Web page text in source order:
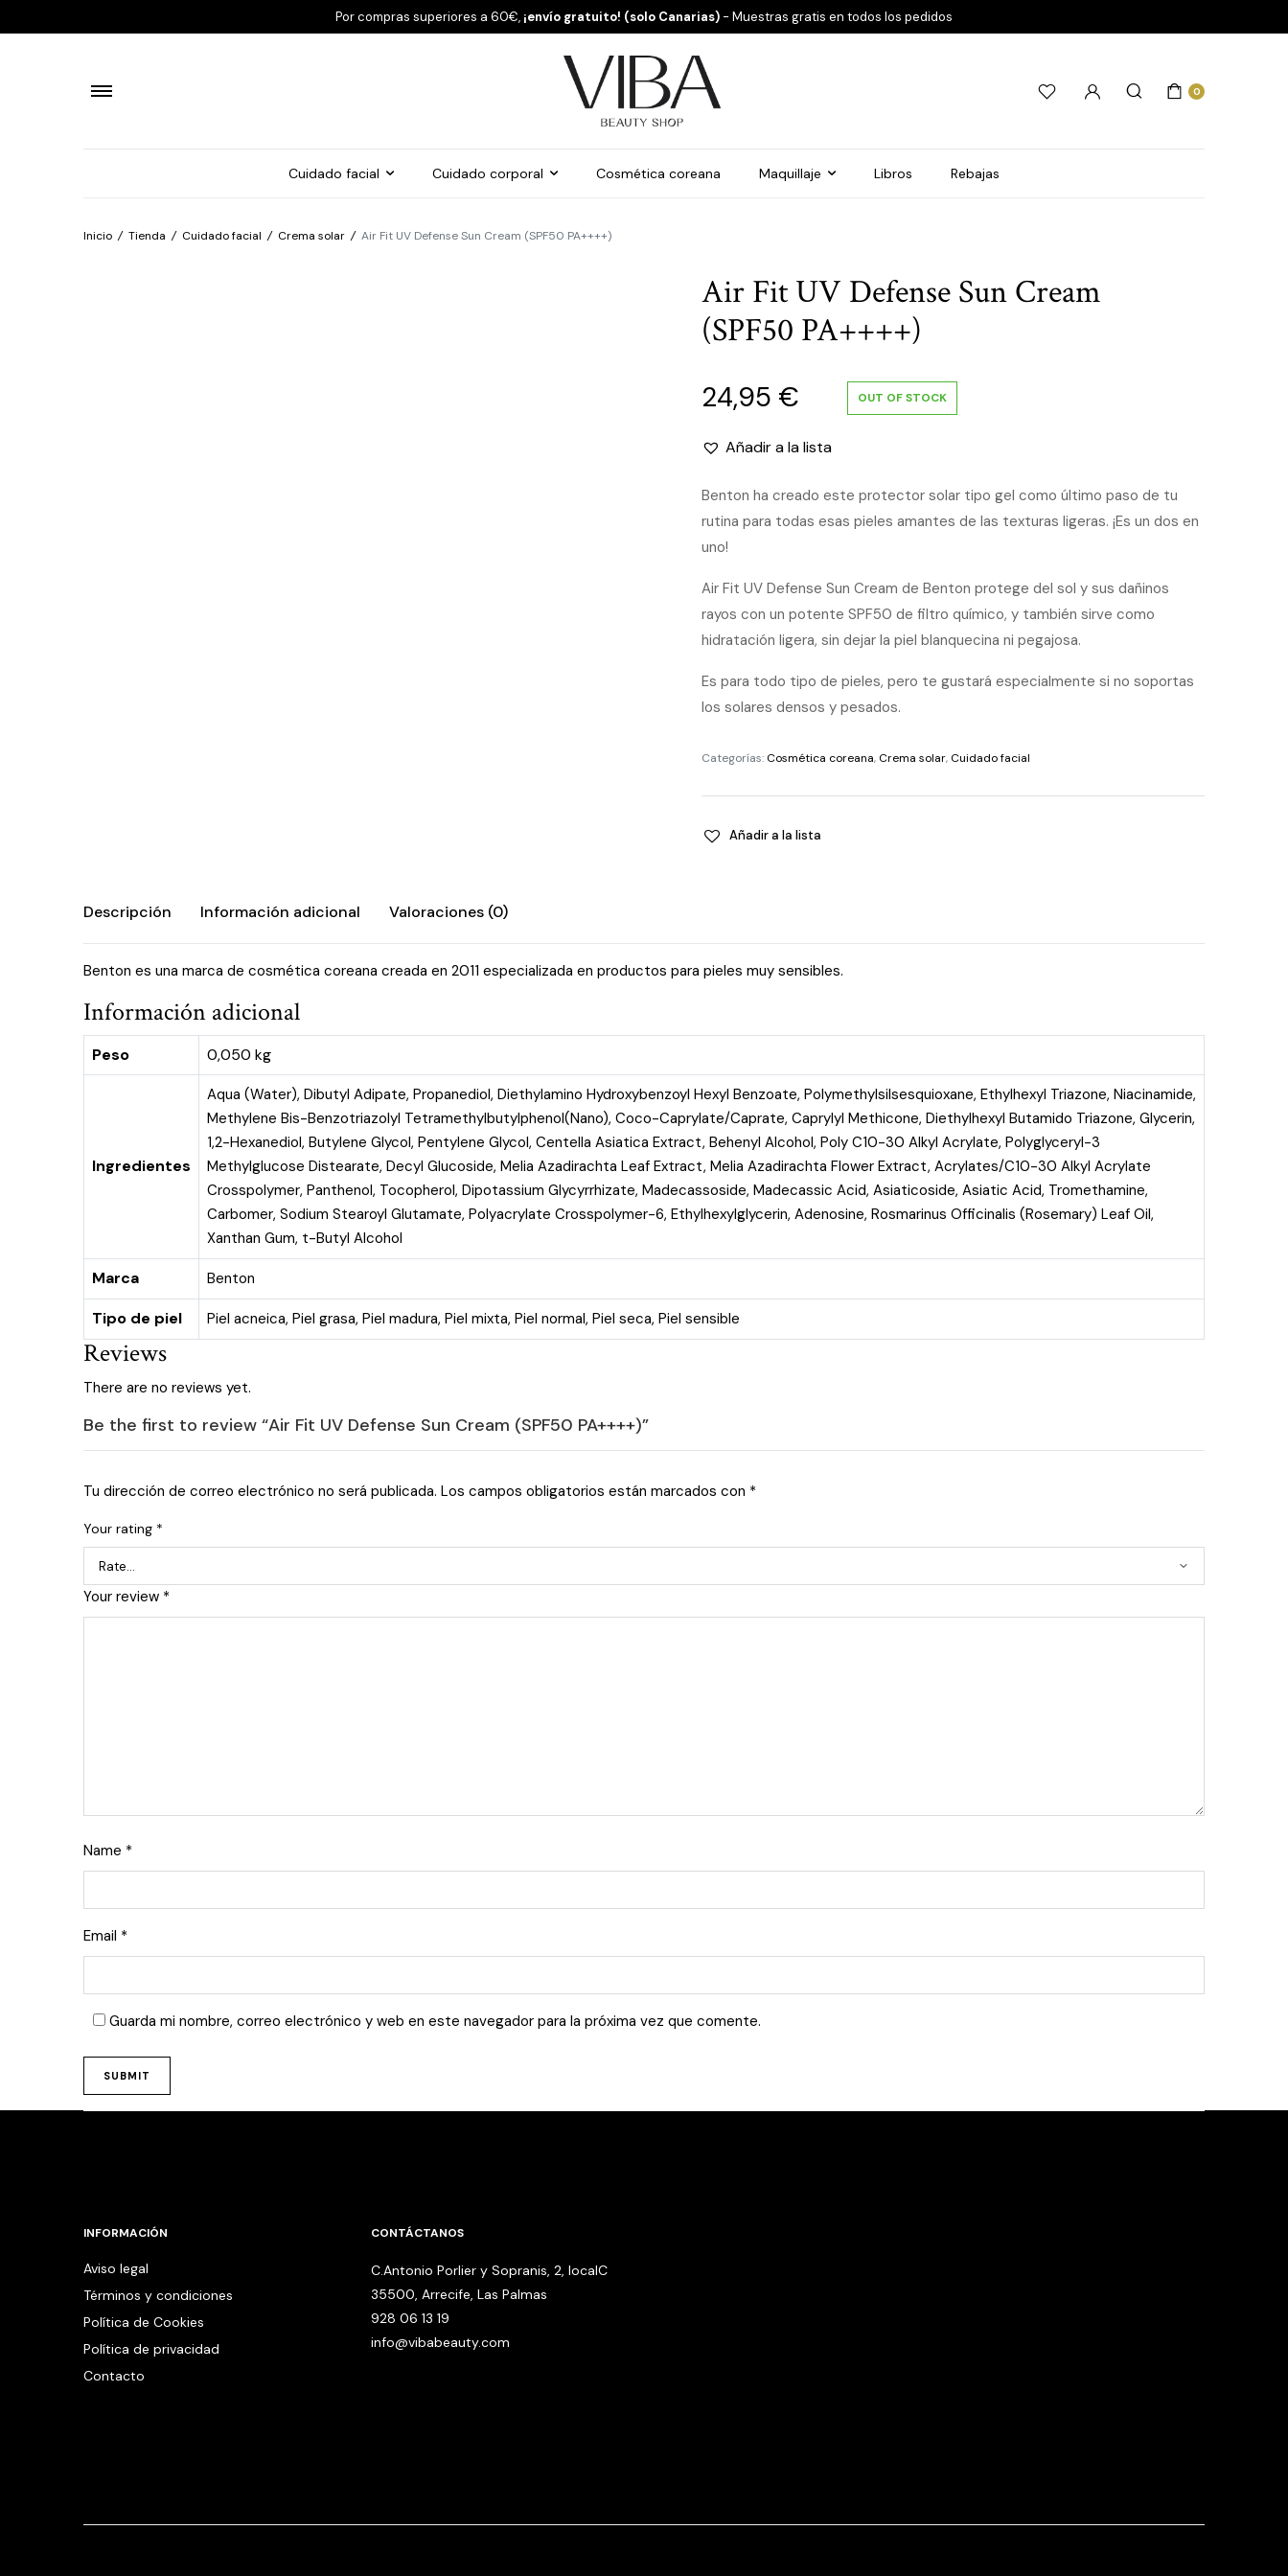
Por compras superiores a 60€, ¡envío gratuito! (solo Canarias) - Muestras gratis en todos los pedidos
0
Cuidado facial Cuidado corporal Cosmética coreana Maquillaje Libros Rebajas
Inicio / Tienda / Cuidado facial / Crema solar / Air Fit UV Defense Sun Cream (SPF50 PA++++)
Air Fit UV Defense Sun Cream
(SPF50 PA++++)
24,95 € OUT OF STOCK
Añadir a la lista
Benton ha creado este protector solar tipo gel como último paso de tu
rutina para todas esas pieles amantes de las texturas ligeras. ¡Es un dos en
uno!
Air Fit UV Defense Sun Cream de Benton protege del sol y sus dañinos
rayos con un potente SPF50 de filtro químico, y también sirve como
hidratación ligera, sin dejar la piel blanquecina ni pegajosa.
Es para todo tipo de pieles, pero te gustará especialmente si no soportas
los solares densos y pesados.
Categorías: Cosmética coreana, Crema solar, Cuidado facial
Añadir a la lista
Descripción Información adicional Valoraciones (0)
Benton es una marca de cosmética coreana creada en 2011 especializada en productos para pieles muy sensibles.
Información adicional
Peso 0,050 kg
Ingredientes
Aqua (Water), Dibutyl Adipate, Propanediol, Diethylamino Hydroxybenzoyl Hexyl Benzoate, Polymethylsilsesquioxane, Ethylhexyl Triazone, Niacinamide,
Methylene Bis-Benzotriazolyl Tetramethylbutylphenol(Nano), Coco-Caprylate/Caprate, Caprylyl Methicone, Diethylhexyl Butamido Triazone, Glycerin,
1,2-Hexanediol, Butylene Glycol, Pentylene Glycol, Centella Asiatica Extract, Behenyl Alcohol, Poly C10-30 Alkyl Acrylate, Polyglyceryl-3
Methylglucose Distearate, Decyl Glucoside, Melia Azadirachta Leaf Extract, Melia Azadirachta Flower Extract, Acrylates/C10-30 Alkyl Acrylate
Crosspolymer, Panthenol, Tocopherol, Dipotassium Glycyrrhizate, Madecassoside, Madecassic Acid, Asiaticoside, Asiatic Acid, Tromethamine,
Carbomer, Sodium Stearoyl Glutamate, Polyacrylate Crosspolymer-6, Ethylhexylglycerin, Adenosine, Rosmarinus Officinalis (Rosemary) Leaf Oil,
Xanthan Gum, t-Butyl Alcohol
Marca Benton
Tipo de piel Piel acneica, Piel grasa, Piel madura, Piel mixta, Piel normal, Piel seca, Piel sensible
Reviews
There are no reviews yet.
Be the first to review “Air Fit UV Defense Sun Cream (SPF50 PA++++)”
Tu dirección de correo electrónico no será publicada. Los campos obligatorios están marcados con *
Your rating *
Your review *
Name *
Email *
Guarda mi nombre, correo electrónico y web en este navegador para la próxima vez que comente.
INFORMACIÓN
Aviso legal
Términos y condiciones
Política de Cookies
Política de privacidad
Contacto
CONTÁCTANOS
C.Antonio Porlier y Sopranis, 2, localC
35500, Arrecife, Las Palmas
928 06 13 19
info@vibabeauty.com